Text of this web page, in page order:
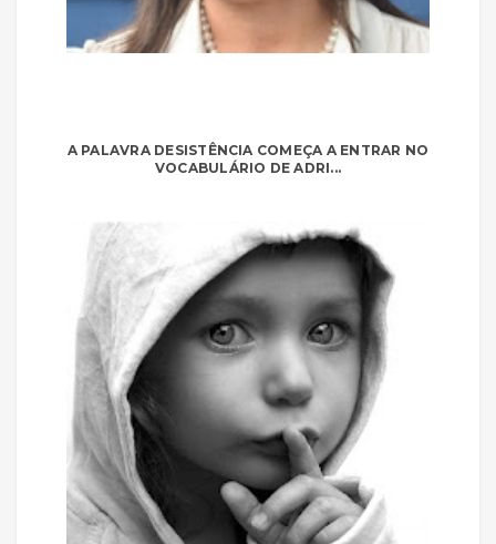
A PALAVRA DESISTÊNCIA COMEÇA A ENTRAR NO
VOCABULÁRIO DE ADRI...